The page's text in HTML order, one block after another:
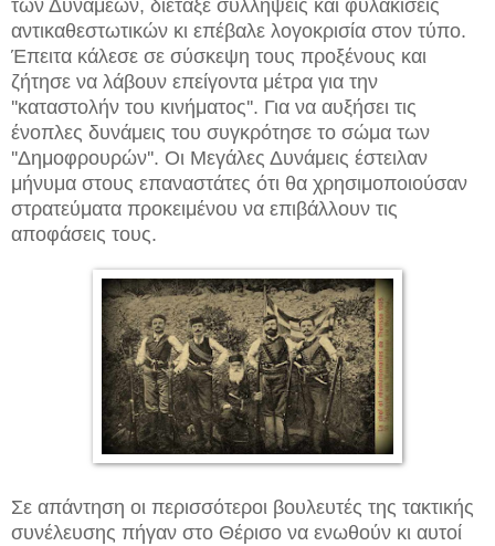
των Δυνάμεων, διέταξε συλλήψεις και φυλακίσεις
αντικαθεστωτικών κι επέβαλε λογοκρισία στον τύπο.
Έπειτα κάλεσε σε σύσκεψη τους προξένους και
ζήτησε να λάβουν επείγοντα μέτρα για την
''καταστολήν του κινήματος''. Για να αυξήσει τις
ένοπλες δυνάμεις του συγκρότησε το σώμα των
''Δημοφρουρών''. Οι Μεγάλες Δυνάμεις έστειλαν
μήνυμα στους επαναστάτες ότι θα χρησιμοποιούσαν
στρατεύματα προκειμένου να επιβάλλουν τις
αποφάσεις τους.
Σε απάντηση οι περισσότεροι βουλευτές της τακτικής
συνέλευσης πήγαν στο Θέρισο να ενωθούν κι αυτοί